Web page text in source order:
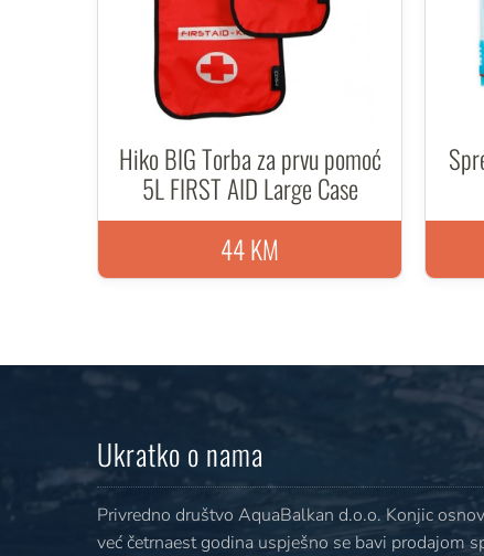
Hiko BIG Torba za prvu pomoć
5L FIRST AID Large Case
44 KM
Ukratko o nama
Privredno društvo AquaBalkan d.o.o. Konjic
već četrnaest godina uspješno se bavi prodajom